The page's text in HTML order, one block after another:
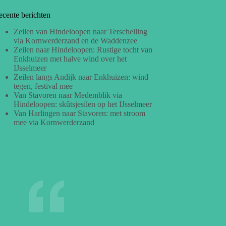
berichten
Zeilen van Hindeloopen naar Terschelling
via Kornwerderzand en de Waddenzee
Zeilen naar Hindeloopen: Rustige tocht van
Enkhuizen met halve wind over het
IJsselmeer
Zeilen langs Andijk naar Enkhuizen: wind
tegen, festival mee
Van Stavoren naar Medemblik via
Hindeloopen: skûtsjesilen op het IJsselmeer
Van Harlingen naar Stavoren: met stroom
mee via Kornwerderzand